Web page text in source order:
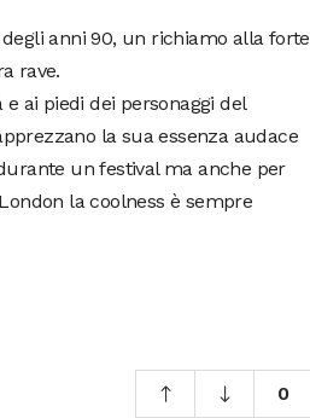
anni 90, un richiamo alla forte
rave.
ai piedi dei personaggi del
la sua essenza audace
un festival ma anche per
la coolness è sempre
0